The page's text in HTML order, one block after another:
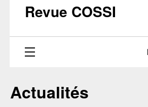
Revue COSSI
Actualités